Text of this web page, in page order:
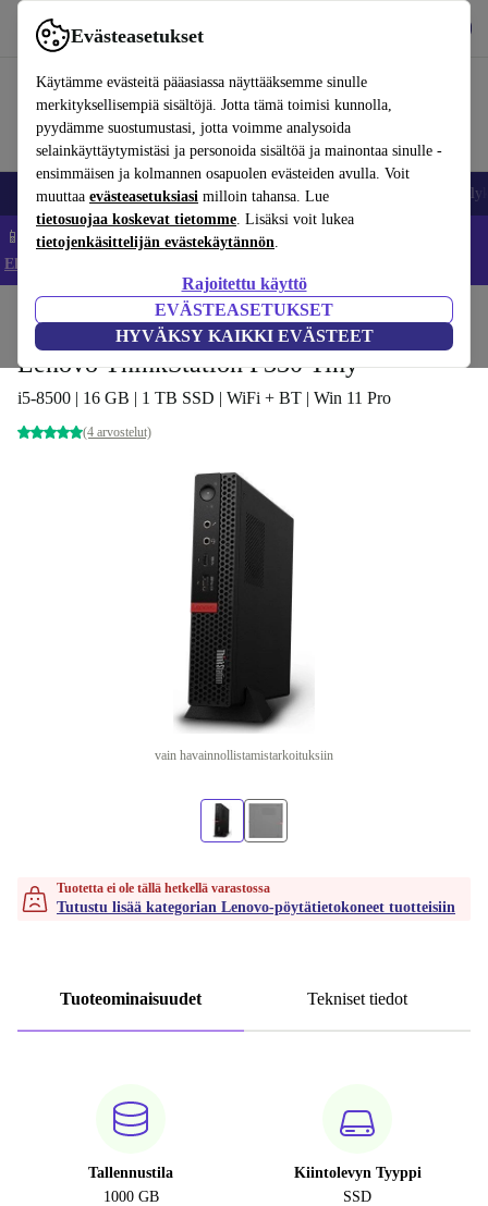
Evästeasetukset
Käytämme evästeitä pääasiassa näyttääksemme sinulle
merkityksellisempiä sisältöjä. Jotta tämä toimisi kunnolla,
pyydämme suostumustasi, jotta voimme analysoida
selainkäyttäytymistäsi ja personoida sisältöä ja mainontaa sinulle -
ensimmäisen ja kolmannen osapuolen evästeiden avulla. Voit
muuttaa evästeasetuksiasi milloin tahansa. Lue
tietosuojaa koskevat tietomme. Lisäksi voit lukea
tietojenkäsittelijän evästekäytännön.
Rajoitettu käyttö
EVÄSTEASETUKSET
HYVÄKSY KAIKKI EVÄSTEET
Käytä refurbed-palvelua nopeasti ja helposti
Matkapuhelimet ja älypuhelimet Kannettavat tietokoneet
📱 Säästä 5 % LISÄÄ iPhoneista – Koodi: IPHONEDEAL –
Ehdot ja säännöt
Pöytätietokoneet Lenovo-pöytätietokoneet
Lenovo ThinkStation P330 Tiny
i5-8500 | 16 GB | 1 TB SSD | WiFi + BT | Win 11 Pro
(4 arvostelut)
vain havainnollistamistarkoituksiin
Tuotetta ei ole tällä hetkellä varastossa
Tutustu lisää kategorian Lenovo-pöytätietokoneet tuotteisiin
Tuoteominaisuudet Tekniset tiedot
Tallennustila
1000 GB
Kiintolevyn Tyyppi
SSD